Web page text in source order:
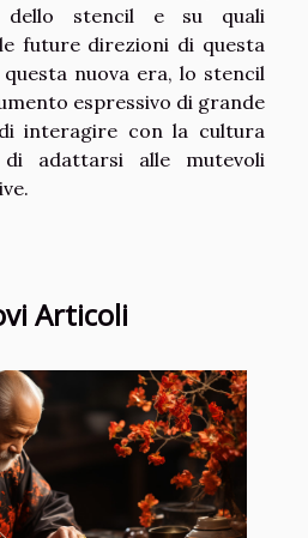
dello stencil e su quali
future direzioni di questa
nuova era, lo stencil
espressivo di grande
interagire con la cultura
adattarsi alle mutevoli
Articoli